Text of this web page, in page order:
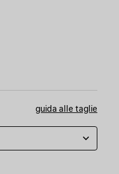
guida alle taglie